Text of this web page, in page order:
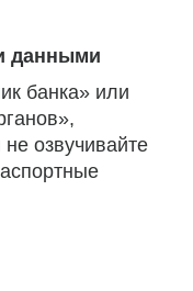
данными
банка» или
озвучивайте